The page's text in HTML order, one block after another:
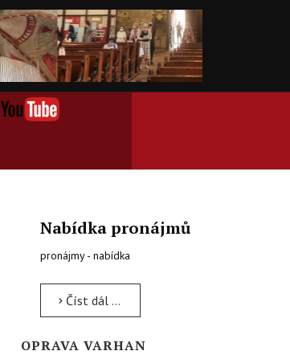
Nabídka pronájmů
pronájmy - nabídka
Číst dál …
OPRAVA VARHAN